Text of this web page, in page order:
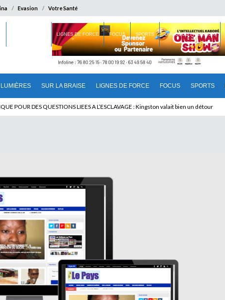
Evasion Votre Santé
SUR LA BRAISE LIGNES DE FORCE FOCUS SPORTS
LIGNES DE FORCE FOCUS SPORTS DIALOGUE INTERIEUR
DU SENAT BENINOIS : Quand Patrice quitte le pouvoir sans partir !